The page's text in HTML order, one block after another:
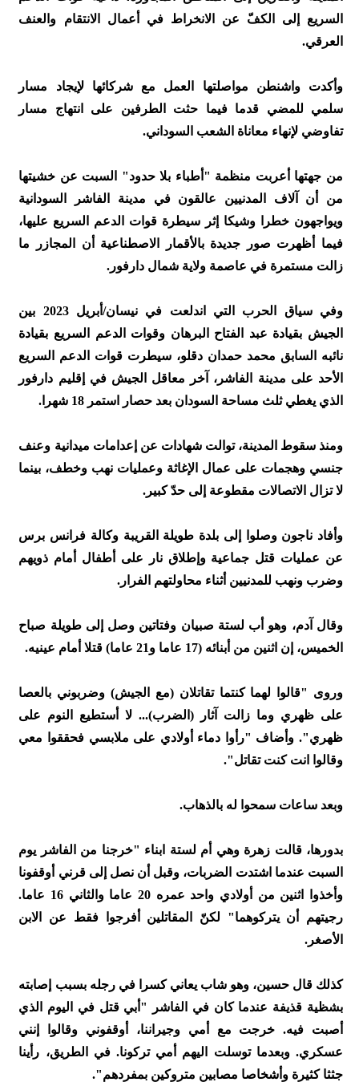
السريع إلى الكفّ عن الانخراط في أعمال الانتقام والعنف
العرقي.
وأكدت واشنطن مواصلتها العمل مع شركائها لإيجاد مسار
سلمي للمضي قدما فيما حثت الطرفين على انتهاج مسار
تفاوضي لإنهاء معاناة الشعب السوداني.
من جهتها أعربت منظمة "أطباء بلا حدود" السبت عن خشيتها
من أن آلاف المدنيين عالقون في مدينة الفاشر السودانية
ويواجهون خطرا وشيكا إثر سيطرة قوات الدعم السريع عليها،
فيما أظهرت صور جديدة بالأقمار الاصطناعية أن المجازر ما
زالت مستمرة في عاصمة ولاية شمال دارفور.
وفي سياق الحرب التي اندلعت في نيسان/أبريل 2023 بين
الجيش بقيادة عبد الفتاح البرهان وقوات الدعم السريع بقيادة
نائبه السابق محمد حمدان دقلو، سيطرت قوات الدعم السريع
الأحد على مدينة الفاشر، آخر معاقل الجيش في إقليم دارفور
الذي يغطي ثلث مساحة السودان بعد حصار استمر 18 شهرا.
ومنذ سقوط المدينة، توالت شهادات عن إعدامات ميدانية وعنف
جنسي وهجمات على عمال الإغاثة وعمليات نهب وخطف، بينما
لا تزال الاتصالات مقطوعة إلى حدّ كبير.
وأفاد ناجون وصلوا إلى بلدة طويلة القريبة وكالة فرانس برس
عن عمليات قتل جماعية وإطلاق نار على أطفال أمام ذويهم
وضرب ونهب للمدنيين أثناء محاولتهم الفرار.
وقال آدم، وهو أب لستة صبيان وفتاتين وصل إلى طويلة صباح
الخميس، إن اثنين من أبنائه (17 عاما و21 عاما) قتلا أمام عينيه.
وروى "قالوا لهما كنتما تقاتلان (مع الجيش) وضربوني بالعصا
على ظهري وما زالت آثار (الضرب)... لا أستطيع النوم على
ظهري". وأضاف "رأوا دماء أولادي على ملابسي فحققوا معي
وقالوا انت كنت تقاتل".
وبعد ساعات سمحوا له بالذهاب.
بدورها، قالت زهرة وهي أم لستة ابناء "خرجنا من الفاشر يوم
السبت عندما اشتدت الضربات، وقبل أن نصل إلى قرني أوقفونا
وأخذوا اثنين من أولادي واحد عمره 20 عاما والثاني 16 عاما.
رجيتهم أن يتركوهما" لكنّ المقاتلين أفرجوا فقط عن الابن
الأصغر.
كذلك قال حسين، وهو شاب يعاني كسرا في رجله بسبب إصابته
بشظية قذيفة عندما كان في الفاشر "أبي قتل في اليوم الذي
أصبت فيه. خرجت مع أمي وجيراننا، أوقفوني وقالوا إنني
عسكري. وبعدما توسلت اليهم أمي تركونا. في الطريق، رأينا
جثثا كثيرة وأشخاصا مصابين متروكين بمفردهم".